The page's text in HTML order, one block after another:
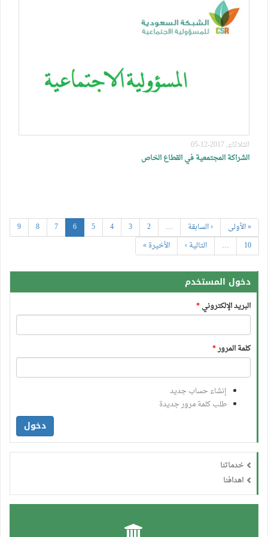
الثلاثاء, 2017-12-05
الشراكة المجتمعية في القطاع الخاص
« الأولى ‹ السابقة …
2
3
4
5
6
7
8
9
10
… التالية › الأخيرة »
دخول المستخدم
البريد الإلكتروني*
كلمة المرور*
إنشاء حساب جديد
طلب كلمة مرور جديدة
دخول
خدماتنا
اهدافنا